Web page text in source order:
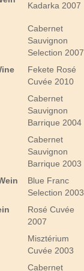
Kadarka 2007
Cabernet
Sauvignon
Selection 2007
Fekete Rosé
Cuvée 2010
Cabernet
Sauvignon
Barrique 2004
Cabernet
Sauvignon
Barrique 2003
Blue Franc
Selection 2003
Rosé Cuvée
2007
Misztérium
Cuvée 2003
Cabernet